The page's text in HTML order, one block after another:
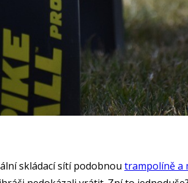
skládací sítí podobnou trampolíně a